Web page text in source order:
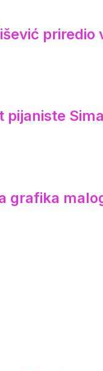
pijaniste
grafika